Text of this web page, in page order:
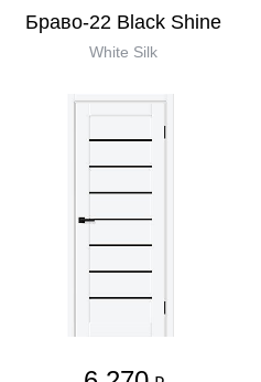
Браво-22 Black Shine
White Silk